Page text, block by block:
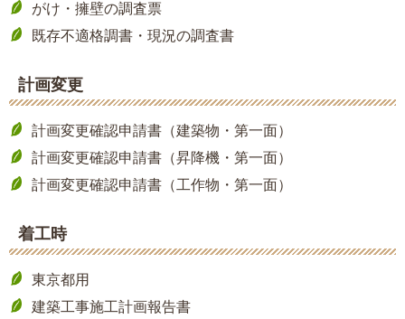
がけ・擁壁の調査票
既存不適格調書・現況の調査書
計画変更
計画変更確認申請書（建築物・第一面）
計画変更確認申請書（昇降機・第一面）
計画変更確認申請書（工作物・第一面）
着工時
東京都用
建築工事施工計画報告書